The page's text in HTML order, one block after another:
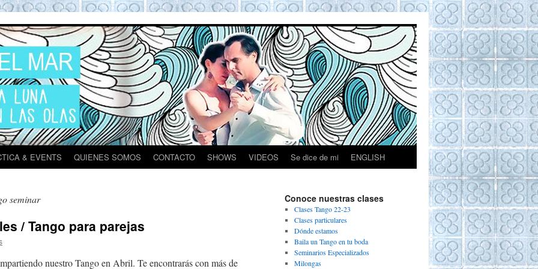
& EVENTS QUIENES SOMOS CONTACTO SHOWS VIDEOS Se dice de mi ENGLISH
seminar
/ Tango para parejas
nuestro Tango en Abril. Te encontrarás con más de
Conoce nuestras clases
Clases Tango 22-23
Clases particulares
Dónde estamos
Baila un Tango en tu boda
Seminarios Especializados
Milongas